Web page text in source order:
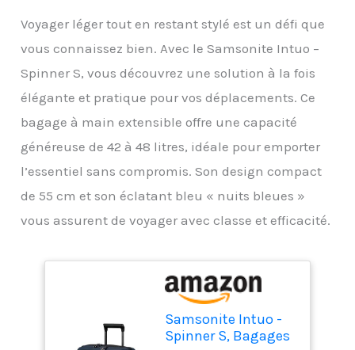
Voyager léger tout en restant stylé est un défi que
vous connaissez bien. Avec le Samsonite Intuo –
Spinner S, vous découvrez une solution à la fois
élégante et pratique pour vos déplacements. Ce
bagage à main extensible offre une capacité
généreuse de 42 à 48 litres, idéale pour emporter
l’essentiel sans compromis. Son design compact
de 55 cm et son éclatant bleu « nuits bleues »
vous assurent de voyager avec classe et efficacité.
Samsonite Intuo -
Spinner S, Bagages